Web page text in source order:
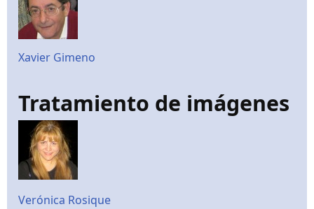
Xavier Gimeno
Tratamiento de imágenes
Verónica Rosique